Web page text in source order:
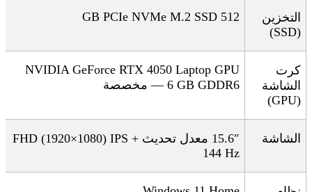
التخزين
(SSD)
512 GB PCIe NVMe M.2 SSD
كرت
الشاشة
(GPU)
NVIDIA GeForce RTX 4050 Laptop GPU
— 6 GB GDDR6 مخصصة
الشاشة 15.6″
معدل تحديث
144Hz